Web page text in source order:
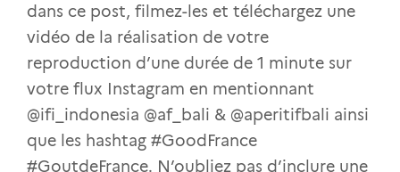
dans ce post, filmez-les et téléchargez une
vidéo de la réalisation de votre
reproduction d’une durée de 1 minute sur
votre flux Instagram en mentionnant
@ifi_indonesia @af_bali & @aperitifbali ainsi
que les hashtag #GoodFrance
#GoutdeFrance. N’oubliez pas d’inclure une